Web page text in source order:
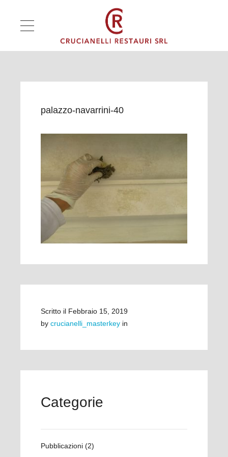
palazzo-navarrini-40
Scritto il Febbraio 15, 2019
by crucianelli_masterkey in
Categorie
Pubblicazioni (2)